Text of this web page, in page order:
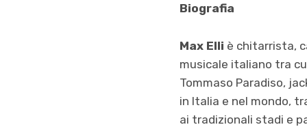
Biografia
Max Elli è chitarrista,
musicale italiano tra
Tommaso Paradiso,
in Italia e nel mondo,
ai tradizionali stadi e